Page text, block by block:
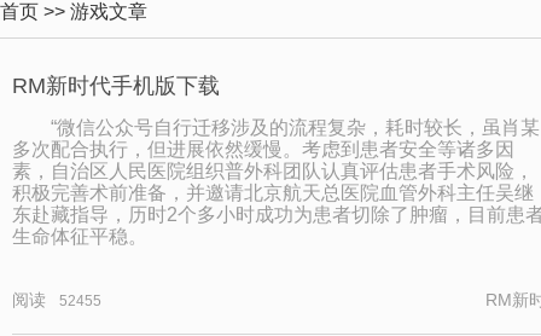
购物 旅游 职场
首页 >> 游戏文章
RM新时代手机版下载
“微信公众号自行迁移涉及的流程复杂，耗时较长，虽肖某
多次配合执行，但进展依然缓慢。考虑到患者安全等诸多因
素，自治区人民医院组织普外科团队认真评估患者手术风险，
积极完善术前准备，并邀请北京航天总医院血管外科主任吴继
东赴藏指导，历时2个多小时成功为患者切除了肿瘤，目前患
生命体征平稳。
阅读 52455 RM新